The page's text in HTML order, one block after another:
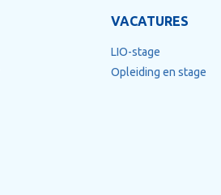
VACATURES
LIO-stage
Opleiding en stage